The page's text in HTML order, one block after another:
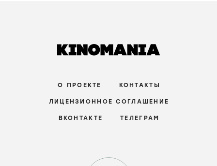
О ПРОЕКТЕ КОНТАКТЫ
ЛИЦЕНЗИОННОЕ СОГЛАШЕНИЕ
ВКОНТАКТЕ ТЕЛЕГРАМ